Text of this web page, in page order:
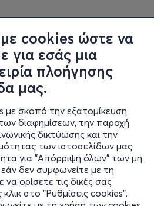
cookies ώστε να
για εσάς μια
πλοήγησης
μας.
με σκοπό την εξατομίκευση
διαφημίσεων, την παροχή
δικτύωσης και την
των ιστοσελίδων μας.
για "Απόρριψη όλων" των μη
δεν συμφωνείτε με τη
ορίσετε τις δικές σας
στο "Ρυθμίσεις cookies".